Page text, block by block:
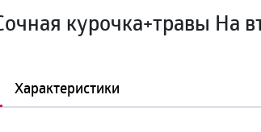
курочка+травы На
Характеристики